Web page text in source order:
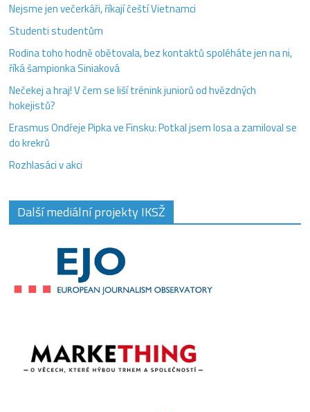
Nejsme jen večerkáři, říkají čeští Vietnamci
Studenti studentům
Rodina toho hodně obětovala, bez kontaktů spoléháte jen na ni,
říká šampionka Siniaková
Nečekej a hraj! V čem se liší trénink juniorů od hvězdných
hokejistů?
Erasmus Ondřeje Pipka ve Finsku: Potkal jsem losa a zamiloval se
do krekrů
Rozhlasáci v akci
Další mediální projekty IKSŽ